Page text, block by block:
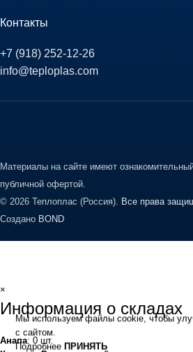
Контакты
+7 (918) 252-12-26
info@teploplas.com
Материалы на сайте имеют
публичной офертой.
© 2026 Теплоплас (Россия). Все права
Создано BOND
Мы используем файлы cookie, чтобы
с сайтом.
Подробнее ПРИНЯТЬ
×
Информация о складах
Анапа: 0 шт.